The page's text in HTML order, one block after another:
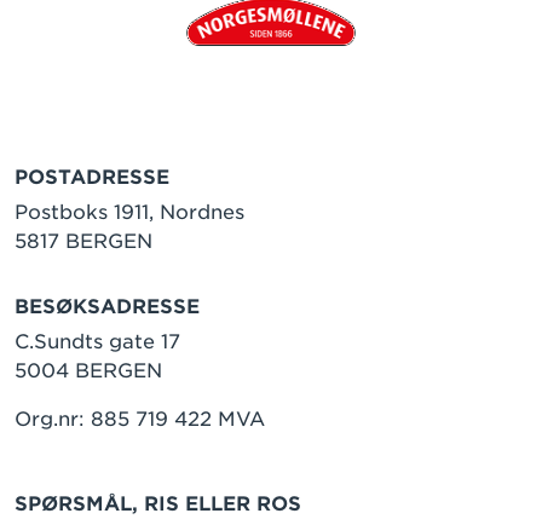
POSTADRESSE
Postboks 1911, Nordnes
5817 BERGEN
BESØKSADRESSE
C.Sundts gate 17
5004 BERGEN
Org.nr: 885 719 422 MVA
SPØRSMÅL, RIS ELLER ROS